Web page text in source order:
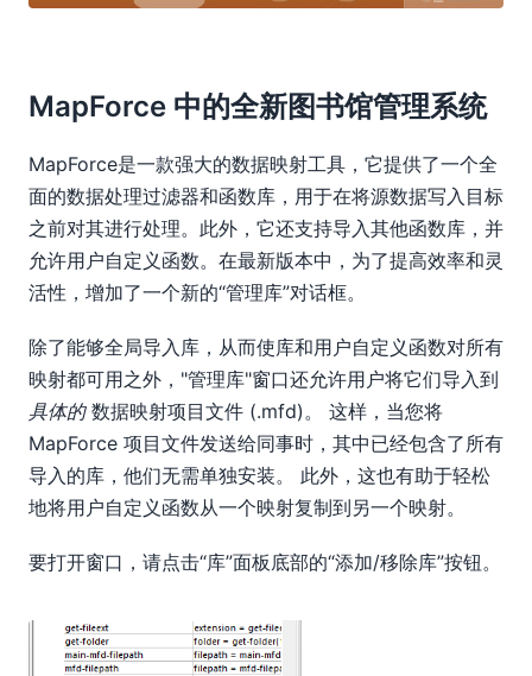
MapForce 中的全新图书馆管理系统
MapForce是一款强大的数据映射工具，它提供了一个全
面的数据处理过滤器和函数库，用于在将源数据写入目标
之前对其进行处理。此外，它还支持导入其他函数库，并
允许用户自定义函数。在最新版本中，为了提高效率和灵
活性，增加了一个新的“管理库”对话框。
除了能够全局导入库，从而使库和用户自定义函数对所有
映射都可用之外，"管理库"窗口还允许用户将它们导入到
具体的数据映射项目文件 (.mfd)。 这样，当您将
MapForce 项目文件发送给同事时，其中已经包含了所有
导入的库，他们无需单独安装。 此外，这也有助于轻松
地将用户自定义函数从一个映射复制到另一个映射。
要打开窗口，请点击“库”面板底部的“添加/移除库”按钮。